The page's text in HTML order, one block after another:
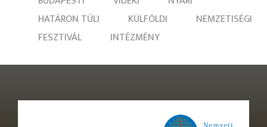
HATÁRON TÚLI
KÜLFÖLDI
NEMZETISÉGI
FESZTIVÁL
INTÉZMÉNY